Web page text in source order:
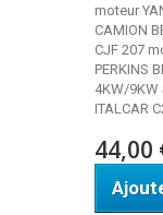
moteur
CAMION
CJF 207
PERKINS
4KW/9KW
ITALCAR
44,00